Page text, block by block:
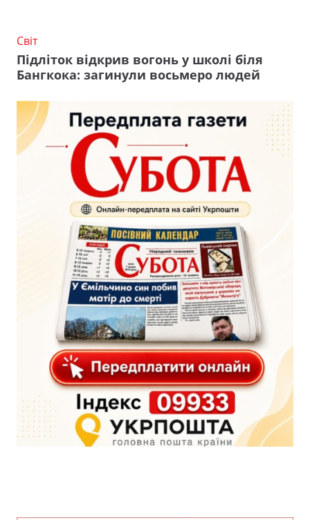
Світ
Підліток відкрив вогонь у школі біля
Бангкока: загинули восьмеро людей